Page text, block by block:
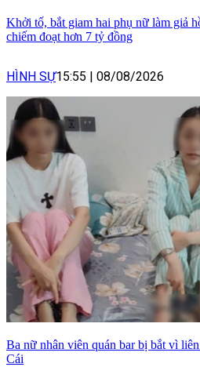
Khởi tố, bắt giam hai phụ nữ làm giả
chiếm đoạt hơn 7 tỷ đồng
HÌNH SỰ15:55 08/08/2026
Ba nữ nhân viên quán bar bị bắt vì
Cái